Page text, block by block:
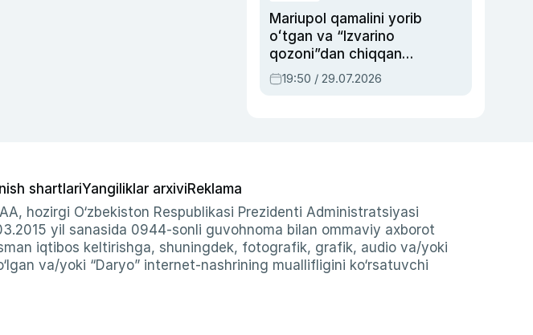
Mariupol qamalini yorib
oʻtgan va “Izvarino
qozoni”dan chiqqan
qahramon — Ukraina
armiyasi bosh
19:50 / 29.07.2026
shartlariYangiliklar arxiviReklama
hozirgi O‘zbekiston Respublikasi Prezidenti Administratsiyasi
yil sanasida 0944-sonli guvohnoma bilan ommaviy axborot
iqtibos keltirishga, shuningdek, fotografik, grafik, audio va/yoki
va/yoki “Daryo” internet-nashrining muallifligini ko‘rsatuvchi